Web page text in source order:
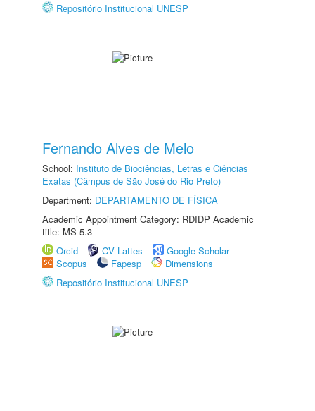
Repositório Institucional UNESP
Fernando Alves de Melo
School: Instituto de Biociências, Letras e Ciências
Exatas (Câmpus de São José do Rio Preto)
Department: DEPARTAMENTO DE FÍSICA
Academic Appointment Category: RDIDP Academic
title: MS-5.3
Orcid
CV Lattes
Google Scholar
Scopus
Fapesp
Dimensions
Repositório Institucional UNESP